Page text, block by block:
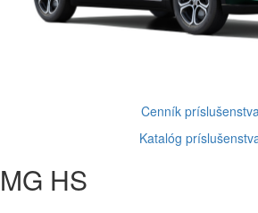
Cenník
Katalóg
MG HS